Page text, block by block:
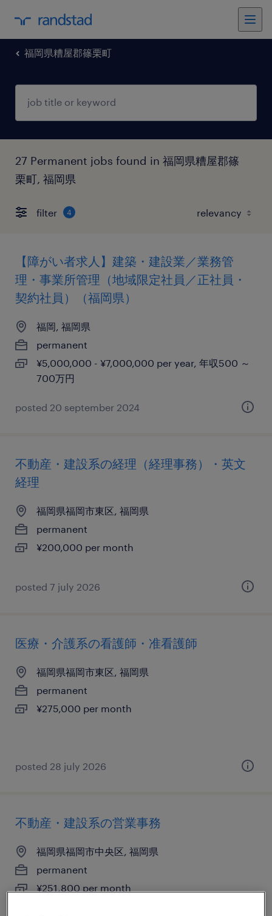
福岡県糟屋郡篠栗町
27 Permanent jobs found in 福岡県糟屋郡篠
栗町, 福岡県
filter 4
【障がい者求人】建築・建設業／業務管
理・事業所管理（地域限定社員／正社員・
契約社員）（福岡県）
福岡, 福岡県
permanent
¥5,000,000 - ¥7,000,000 per year, 年収500 ～
700万円
posted 20 september 2024
不動産・建設系の経理（経理事務）・英文
経理
福岡県福岡市東区, 福岡県
permanent
¥200,000 per month
posted 7 july 2026
医療・介護系の看護師・准看護師
福岡県福岡市東区, 福岡県
permanent
¥275,000 per month
posted 28 july 2026
不動産・建設系の営業事務
福岡県福岡市中央区, 福岡県
permanent
¥251,800 per month